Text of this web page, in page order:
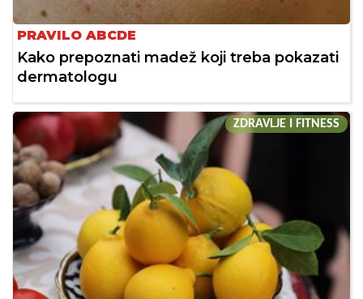
PRAVILO ABCDE
Kako prepoznati madež koji treba pokazati
dermatologu
ZDRAVLJE I FITNESS